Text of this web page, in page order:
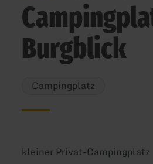
Burgblick
Campingplatz
kleiner Privat-Campingplatz